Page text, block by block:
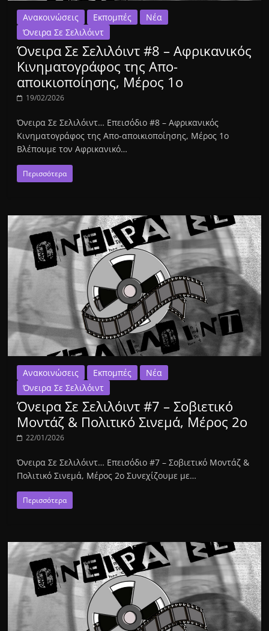
Ανακοινώσεις Εκπομπές
Νέα
Όνειρα Σε Σελιλόιντ
Όνειρα Σε Σελιλόιντ #8 – Αφρικανικός
Κινηματογράφος της Απο-
αποικιοποίησης, Μέρος 1ο
19/02/2026
Όνειρα Σε Σελιλόιντ… Επεισόδιο #8 – Αφρικανικός
Κινηματογράφος της Απο-αποικιοποίησης, Μέρος 1ο
Βλέπουμε τον Αφρικανικό…
Περισσότερα
Ανακοινώσεις Εκπομπές
Νέα
Όνειρα Σε Σελιλόιντ
Όνειρα Σε Σελιλόιντ #7 – Σοβιετικό
Μοντάζ & Πολιτικό Σινεμά, Μέρος 2ο
22/01/2026
Όνειρα Σε Σελιλόιντ… Επεισόδιο #7 – Σοβιετικό Μοντάζ &
Πολιτικό Σινεμά, Μέρος 2ο Συνεχίζουμε με…
Περισσότερα